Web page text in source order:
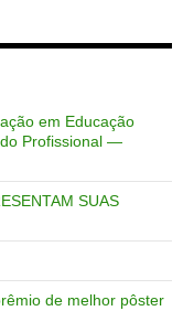
em Educação
Profissional —
SUAS
de melhor pôster